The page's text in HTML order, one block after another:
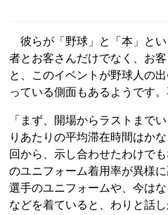
彼らが「野球」と「本」と
者とお客さんだけでなく、お
と、このイベントが野球人の
っている側面もあるようです。
「まず、開場からラストまで
りあたりの平均滞在時間はか
回から、示し合わせたわけで
のユニフォーム着用率が異様
選手のユニフォームや、今は
などを着ていると、わりと話